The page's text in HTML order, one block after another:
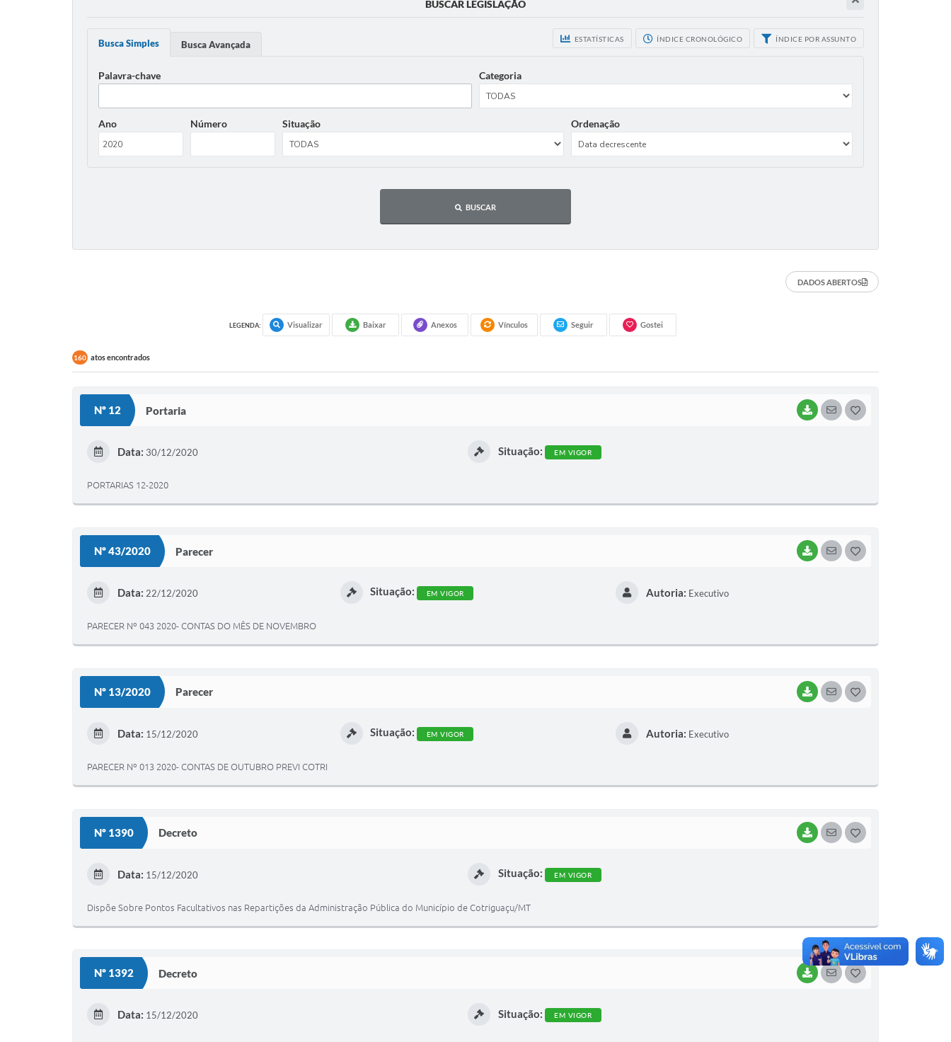
BUSCAR LEGISLAÇÃO
ESTATÍSTICAS ÍNDICE CRONOLÓGICO ÍNDICE POR ASSUNTO
Busca Simples Busca Avançada
Palavra-chave Categoria
Ano Número Situação Ordenação
BUSCAR
DADOS ABERTOS
LEGENDA: Visualizar Baixar Anexos Vínculos Seguir Gostei
160 atos encontrados
Nº 12 Portaria BAIXARSEGUIR
Data: 30/12/2020 Situação: EM VIGOR
PORTARIAS 12-2020
Nº 43/2020 Parecer BAIXARSEGUIR
Data: 22/12/2020 Situação: EM VIGOR Autoria: Executivo
PARECER Nº 043 2020- CONTAS DO MÊS DE NOVEMBRO
Nº 13/2020 Parecer BAIXARSEGUIR
Data: 15/12/2020 Situação: EM VIGOR Autoria: Executivo
PARECER Nº 013 2020- CONTAS DE OUTUBRO PREVI COTRI
Nº 1390 Decreto BAIXARSEGUIR
I
Data: 15/12/2020 Situação: EM VIGOR
Dispõe Sobre Pontos Facultativos nas Repartições da Administração Pública do Município de Cotriguaçu/MT
Nº 1392 Decreto BAIXARSEGUIR
Data: 15/12/2020 Situação: EM VIGOR